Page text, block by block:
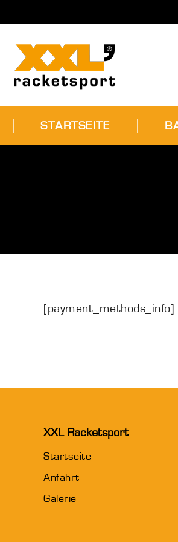
STARTSEITE
[payment_methods_info]
XXL Racketsport
Startseite
Anfahrt
Galerie